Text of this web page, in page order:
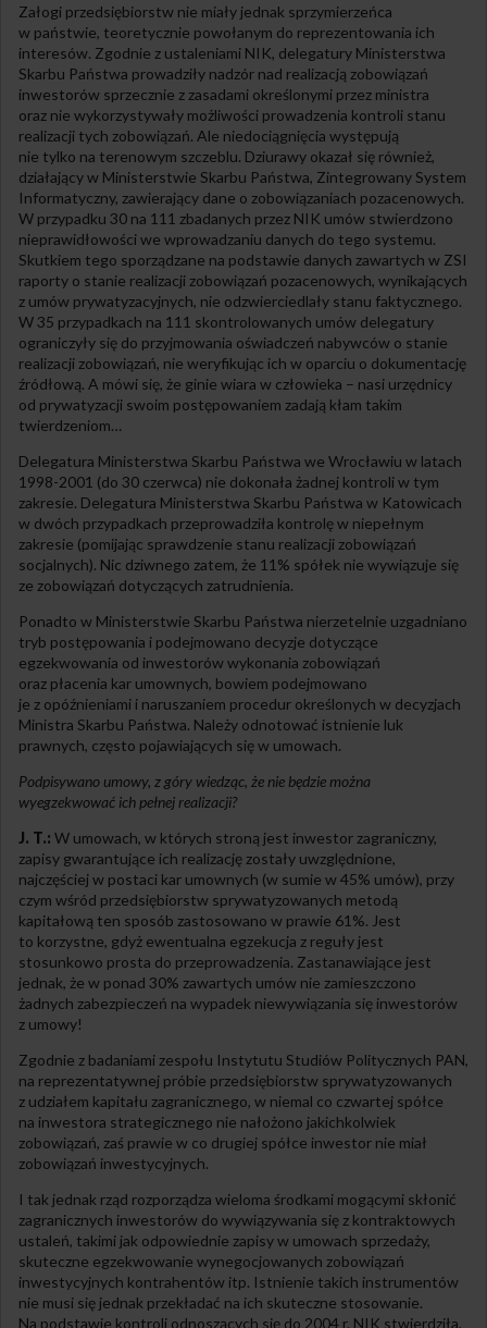
Załogi przedsiębiorstw nie miały jednak sprzymierzeńca
w państwie, teoretycznie powołanym do reprezentowania ich
interesów. Zgodnie z ustaleniami NIK, delegatury Ministerstwa
Skarbu Państwa prowadziły nadzór nad realizacją zobowiązań
inwestorów sprzecznie z zasadami określonymi przez ministra
oraz nie wykorzystywały możliwości prowadzenia kontroli stanu
realizacji tych zobowiązań. Ale niedociągnięcia występują
nie tylko na terenowym szczeblu. Dziurawy okazał się również,
działający w Ministerstwie Skarbu Państwa, Zintegrowany System
Informatyczny, zawierający dane o zobowiązaniach pozacenowych.
W przypadku 30 na 111 zbadanych przez NIK umów stwierdzono
nieprawidłowości we wprowadzaniu danych do tego systemu.
Skutkiem tego sporządzane na podstawie danych zawartych w ZSI
raporty o stanie realizacji zobowiązań pozacenowych, wynikających
z umów prywatyzacyjnych, nie odzwierciedlały stanu faktycznego.
W 35 przypadkach na 111 skontrolowanych umów delegatury
ograniczyły się do przyjmowania oświadczeń nabywców o stanie
realizacji zobowiązań, nie weryfikując ich w oparciu o dokumentację
źródłową. A mówi się, że ginie wiara w człowieka – nasi urzędnicy
od prywatyzacji swoim postępowaniem zadają kłam takim
twierdzeniom…
Delegatura Ministerstwa Skarbu Państwa we Wrocławiu w latach
1998-2001 (do 30 czerwca) nie dokonała żadnej kontroli w tym
zakresie. Delegatura Ministerstwa Skarbu Państwa w Katowicach
w dwóch przypadkach przeprowadziła kontrolę w niepełnym
zakresie (pomijając sprawdzenie stanu realizacji zobowiązań
socjalnych). Nic dziwnego zatem, że 11% spółek nie wywiązuje się
ze zobowiązań dotyczących zatrudnienia.
Ponadto w Ministerstwie Skarbu Państwa nierzetelnie uzgadniano
tryb postępowania i podejmowano decyzje dotyczące
egzekwowania od inwestorów wykonania zobowiązań
oraz płacenia kar umownych, bowiem podejmowano
je z opóźnieniami i naruszaniem procedur określonych w decyzjach
Ministra Skarbu Państwa. Należy odnotować istnienie luk
prawnych, często pojawiających się w umowach.
Podpisywano umowy, z góry wiedząc, że nie będzie można
wyegzekwować ich pełnej realizacji?
J. T.: W umowach, w których stroną jest inwestor zagraniczny,
zapisy gwarantujące ich realizację zostały uwzględnione,
najczęściej w postaci kar umownych (w sumie w 45% umów), przy
czym wśród przedsiębiorstw sprywatyzowanych metodą
kapitałową ten sposób zastosowano w prawie 61%. Jest
to korzystne, gdyż ewentualna egzekucja z reguły jest
stosunkowo prosta do przeprowadzenia. Zastanawiające jest
jednak, że w ponad 30% zawartych umów nie zamieszczono
żadnych zabezpieczeń na wypadek niewywiązania się inwestorów
z umowy!
Zgodnie z badaniami zespołu Instytutu Studiów Politycznych PAN,
na reprezentatywnej próbie przedsiębiorstw sprywatyzowanych
z udziałem kapitału zagranicznego, w niemal co czwartej spółce
na inwestora strategicznego nie nałożono jakichkolwiek
zobowiązań, zaś prawie w co drugiej spółce inwestor nie miał
zobowiązań inwestycyjnych.
I tak jednak rząd rozporządza wieloma środkami mogącymi skłonić
zagranicznych inwestorów do wywiązywania się z kontraktowych
ustaleń, takimi jak odpowiednie zapisy w umowach sprzedaży,
skuteczne egzekwowanie wynegocjowanych zobowiązań
inwestycyjnych kontrahentów itp. Istnienie takich instrumentów
nie musi się jednak przekładać na ich skuteczne stosowanie.
Na podstawie kontroli odnoszących się do 2004 r. NIK stwierdziła,